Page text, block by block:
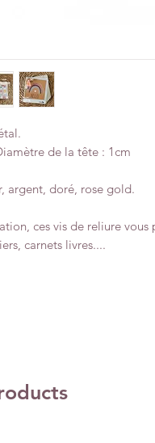
de la tête : 1cm
argent, doré, rose gold.
ces vis de reliure
carnets livres....